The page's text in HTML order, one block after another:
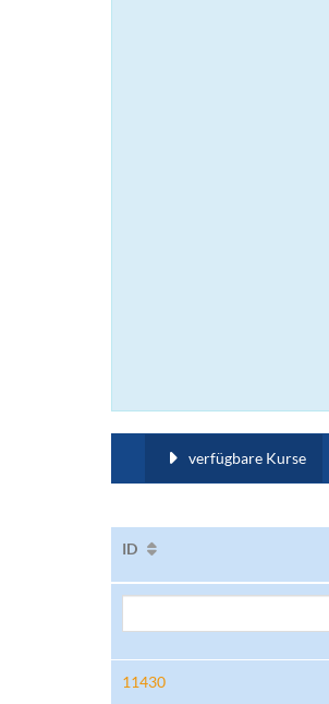
verfügbare Kurse
ID
11430